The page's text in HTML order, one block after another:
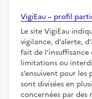
VigiEau – profil
Le site VigiEau
vigilance, d’alerte,
fait de l’insuffisance
limitations ou
s’ensuivent pour
sont divisées en
concernées par